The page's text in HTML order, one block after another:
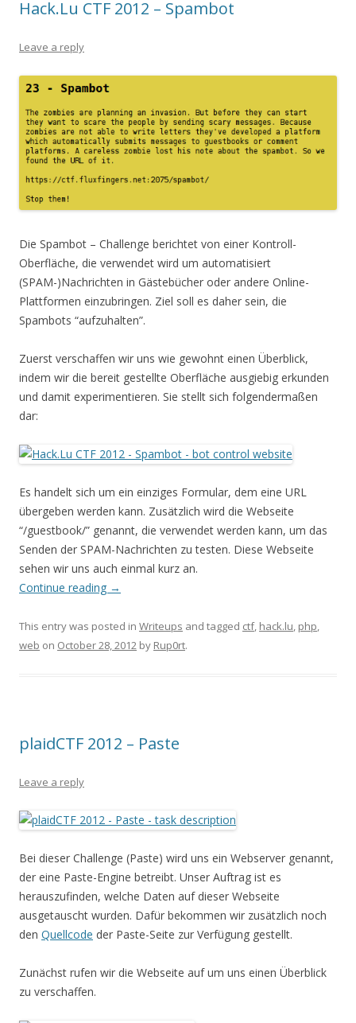
Hack.Lu CTF 2012 – Spambot
Leave a reply
Die Spambot – Challenge berichtet von einer Kontroll-
Oberfläche, die verwendet wird um automatisiert
(SPAM-)Nachrichten in Gästebücher oder andere Online-
Plattformen einzubringen. Ziel soll es daher sein, die
Spambots “aufzuhalten”.
Zuerst verschaffen wir uns wie gewohnt einen Überblick,
indem wir die bereit gestellte Oberfläche ausgiebig erkunden
und damit experimentieren. Sie stellt sich folgendermaßen
dar:
Es handelt sich um ein einziges Formular, dem eine URL
übergeben werden kann. Zusätzlich wird die Webseite
“/guestbook/” genannt, die verwendet werden kann, um das
Senden der SPAM-Nachrichten zu testen. Diese Webseite
sehen wir uns auch einmal kurz an.
Continue reading →
This entry was posted in Writeups and tagged ctf, hack.lu, php,
web on October 28, 2012 by Rup0rt.
plaidCTF 2012 – Paste
Leave a reply
Bei dieser Challenge (Paste) wird uns ein Webserver genannt,
der eine Paste-Engine betreibt. Unser Auftrag ist es
herauszufinden, welche Daten auf dieser Webseite
ausgetauscht wurden. Dafür bekommen wir zusätzlich noch
den Quellcode der Paste-Seite zur Verfügung gestellt.
Zunächst rufen wir die Webseite auf um uns einen Überblick
zu verschaffen.